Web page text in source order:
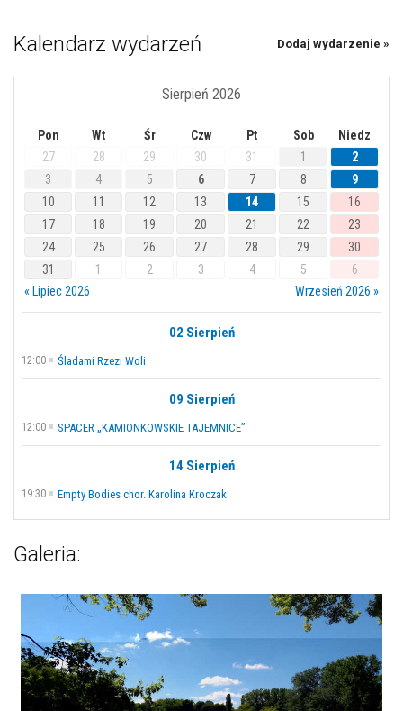
Kalendarz wydarzeń Dodaj wydarzenie »
Sierpień 2026
Pon Wt Śr Czw Pt Sob
Niedz
27
28 29 30 31 1
2
3
4 5 6 7 8
9
10
11 12 13 14 15
16
17
18 19 20 21 22
23
24
25 26 27 28 29
30
31
1 2 3 4 5
6
« Lipiec 2026
Wrzesień 2026 »
02 Sierpień
12:00 Śladami Rzezi Woli
09 Sierpień
12:00 SPACER „KAMIONKOWSKIE TAJEMNICE”
14 Sierpień
19:30 Empty Bodies chor. Karolina Kroczak
Galeria: